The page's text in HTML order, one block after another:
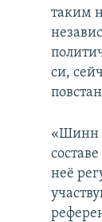
таким
си,
«Шинн
неё